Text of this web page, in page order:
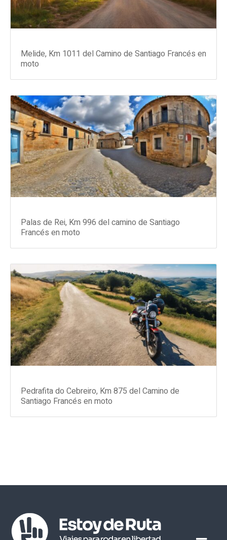
Melide, Km 1011 del Camino de Santiago Francés en
moto
Palas de Rei, Km 996 del camino de Santiago
Francés en moto
Pedrafita do Cebreiro, Km 875 del Camino de
Santiago Francés en moto